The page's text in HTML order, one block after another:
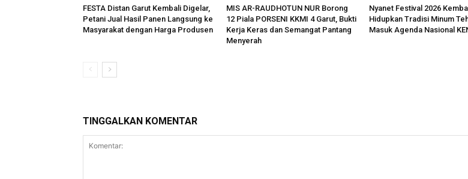
FESTA Distan Garut Kembali Digelar,
Petani Jual Hasil Panen Langsung ke
Masyarakat dengan Harga Produsen
MIS AR-RAUDHOTUN NUR Borong
12 Piala PORSENI KKMI 4 Garut, Bukti
Kerja Keras dan Semangat Pantang
Menyerah
Nyanet Festival 2026
Hidupkan Tradisi Minum
Masuk Agenda Nasional
TINGGALKAN KOMENTAR